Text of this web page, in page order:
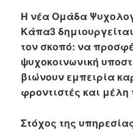
Η νέα Ομάδα
Κάπα3
τον σκοπό: να
ψυχοκοινωνική
βιώνουν εμπειρία
φροντιστές και μέλη
Στόχος της